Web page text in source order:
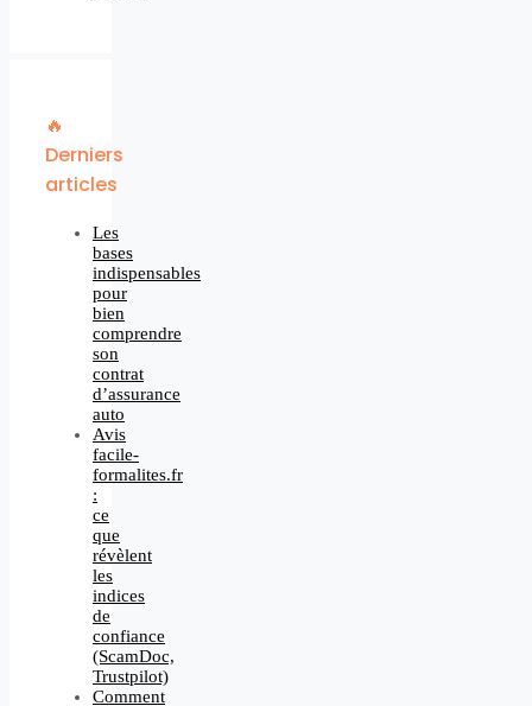
🔥
Derniers
articles
Les
bases
indispensables
pour
bien
comprendre
son
contrat
d’assurance
auto
Avis
facile-
formalites.fr
:
ce
que
révèlent
les
indices
de
confiance
(ScamDoc,
Trustpilot)
Comment